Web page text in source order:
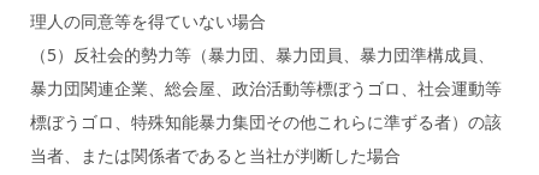
理人の同意等を得ていない場合
（5）反社会的勢力等（暴力団、暴力団員、暴力団準構成員、
暴力団関連企業、総会屋、政治活動等標ぼうゴロ、社会運動等
標ぼうゴロ、特殊知能暴力集団その他これらに準ずる者）の該
当者、または関係者であると当社が判断した場合